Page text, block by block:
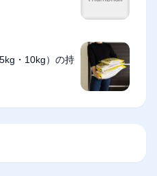
・10kg）の持